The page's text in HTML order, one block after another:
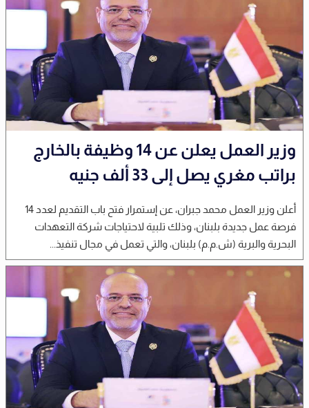
وزير العمل يعلن عن 14 وظيفة بالخارج
براتب مغري يصل إلى 33 ألف جنيه
أعلن وزير العمل محمد جبران، عن إستمرار فتح باب التقديم لعدد 14
فرصة عمل جديدة بلبنان، وذلك تلبية لاحتياجات شركة التعهدات
البحرية والبرية (ش.م.م) بلبنان، والتي تعمل في مجال تنفيذ...